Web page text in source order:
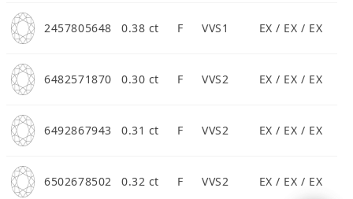
2457805648 0.38 ct F VVS1 EX / EX / EX
6482571870 0.30 ct F VVS2 EX / EX / EX
6492867943 0.31 ct F VVS2 EX / EX / EX
6502678502 0.32 ct F VVS2 EX / EX / EX